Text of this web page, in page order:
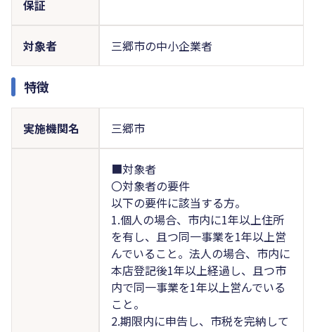
保証
対象者 三郷市の中小企業者
特徴
実施機関名 三郷市
■対象者
〇対象者の要件
以下の要件に該当する方。
1.個人の場合、市内に1年以上住所
を有し、且つ同一事業を1年以上営
んでいること。法人の場合、市内に
本店登記後1年以上経過し、且つ市
内で同一事業を1年以上営んでいる
こと。
2.期限内に申告し、市税を完納して